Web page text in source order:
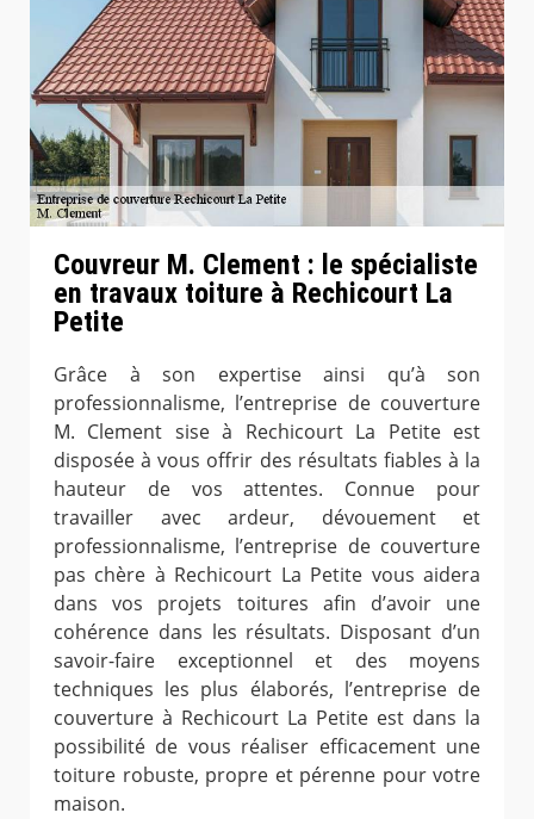
Couvreur M. Clement : le spécialiste
en travaux toiture à Rechicourt La
Petite
Grâce à son expertise ainsi qu’à son
professionnalisme, l’entreprise de couverture
M. Clement sise à Rechicourt La Petite est
disposée à vous offrir des résultats fiables à la
hauteur de vos attentes. Connue pour
travailler avec ardeur, dévouement et
professionnalisme, l’entreprise de couverture
pas chère à Rechicourt La Petite vous aidera
dans vos projets toitures afin d’avoir une
cohérence dans les résultats. Disposant d’un
savoir-faire exceptionnel et des moyens
techniques les plus élaborés, l’entreprise de
couverture à Rechicourt La Petite est dans la
possibilité de vous réaliser efficacement une
toiture robuste, propre et pérenne pour votre
maison.